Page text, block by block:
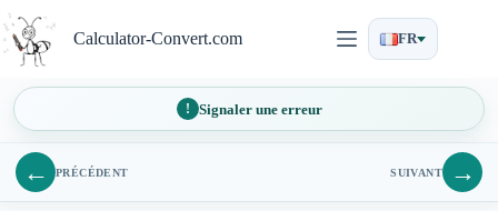
au
contenu
Calculator-Convert.com FR
Signaler une erreur
← PRÉCÉDENT SUIVANT →